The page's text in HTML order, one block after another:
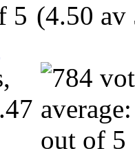
(4.50 av